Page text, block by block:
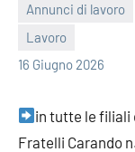
Annunci di lavoro
Lavoro
16 Giugno 2026
bragiovani
in tutte le filiali
Fratelli Carando